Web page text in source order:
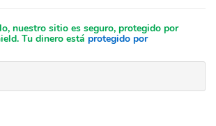
nuestro sitio es seguro, protegido por
Tu dinero está protegido por